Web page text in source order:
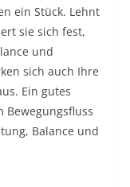
ein Stück. Lehnt
sie sich fest,
und
sich auch Ihre
Ein gutes
Bewegungsfluss
Balance und